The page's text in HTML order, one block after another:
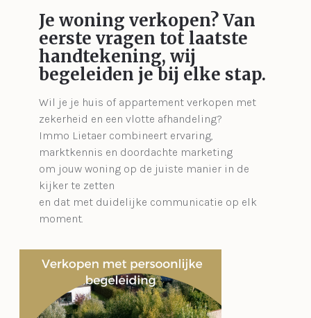
Je woning verkopen?Van
eerste vragen tot laatste
handtekening, wij
begeleiden je bij elke stap.
Wil je je huis of appartement verkopen met
zekerheid en een vlotte afhandeling?
Immo Lietaer combineert ervaring,
marktkennis en doordachte marketing
om jouw woning op de juiste manier in de
kijker te zetten
en dat met duidelijke communicatie op elk
moment.